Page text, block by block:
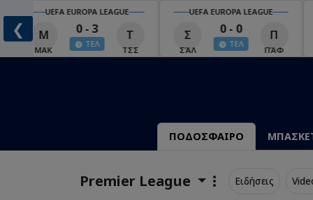
❮
UEFA EUROPA LEAGUE
Μ
ΜΑΚ
0 - 3
ΤΕΛ
Τ
ΤΣΣ
UEFA EUROPA LEAGUE
Σ
ΣΆΛ
0 - 0
ΤΕΛ
Π
ΠΆΦ
ΠΟΔΟΣΦΑΙΡΟ
Premier League Ειδήσεις